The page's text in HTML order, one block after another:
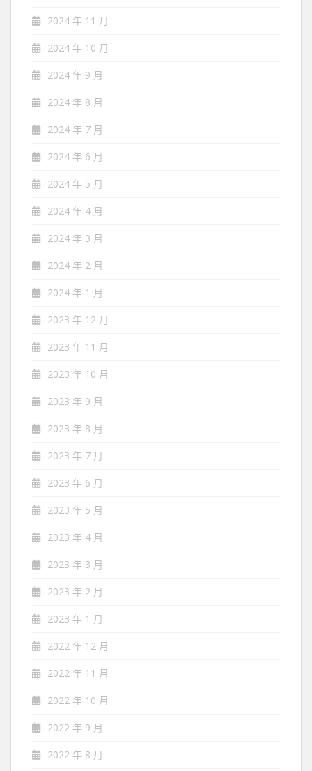
2024 年 11 月
2024 年 10 月
2024 年 9 月
2024 年 8 月
2024 年 7 月
2024 年 6 月
2024 年 5 月
2024 年 4 月
2024 年 3 月
2024 年 2 月
2024 年 1 月
2023 年 12 月
2023 年 11 月
2023 年 10 月
2023 年 9 月
2023 年 8 月
2023 年 7 月
2023 年 6 月
2023 年 5 月
2023 年 4 月
2023 年 3 月
2023 年 2 月
2023 年 1 月
2022 年 12 月
2022 年 11 月
2022 年 10 月
2022 年 9 月
2022 年 8 月